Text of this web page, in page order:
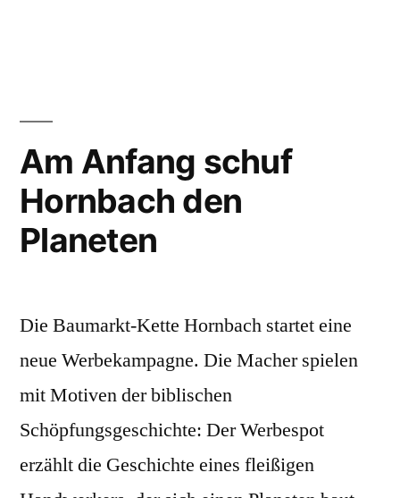
Am Anfang schuf
Hornbach den
Planeten
Die Baumarkt-Kette Hornbach startet eine
neue Werbekampagne. Die Macher spielen
mit Motiven der biblischen
Schöpfungsgeschichte: Der Werbespot
erzählt die Geschichte eines fleißigen